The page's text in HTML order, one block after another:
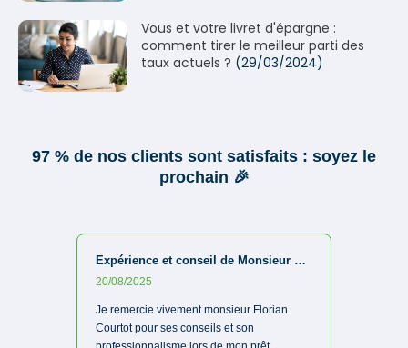
Vous et votre livret d'épargne :
comment tirer le meilleur parti des
taux actuels ? (29/03/2024)